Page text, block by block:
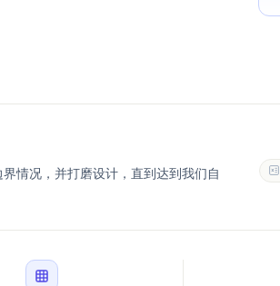
情况，并打磨设计，直到达到我们自